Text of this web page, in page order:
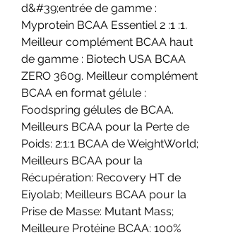
d&#39;entrée de gamme :
Myprotein BCAA Essentiel 2 :1 :1.
Meilleur complément BCAA haut
de gamme : Biotech USA BCAA
ZERO 360g. Meilleur complément
BCAA en format gélule :
Foodspring gélules de BCAA.
Meilleurs BCAA pour la Perte de
Poids: 2:1:1 BCAA de WeightWorld;
Meilleurs BCAA pour la
Récupération: Recovery HT de
Eiyolab; Meilleurs BCAA pour la
Prise de Masse: Mutant Mass;
Meilleure Protéine BCAA: 100%